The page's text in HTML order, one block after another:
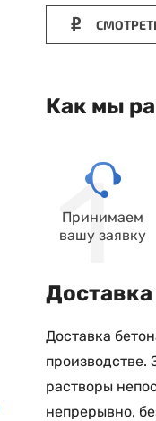
Как мы
Принимаем
вашу заявку
Доставка
Доставка
производстве.
растворы
непрерывно,